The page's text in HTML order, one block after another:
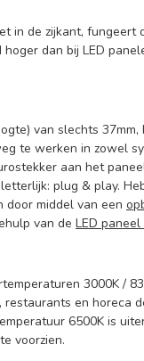
in de zijkant, fungeert
dan bij LED
van slechts
te werken in zowel
aan het
plug & play.
middel van een
van de LED
3000K /
en horeca
6500K is
voorzien.